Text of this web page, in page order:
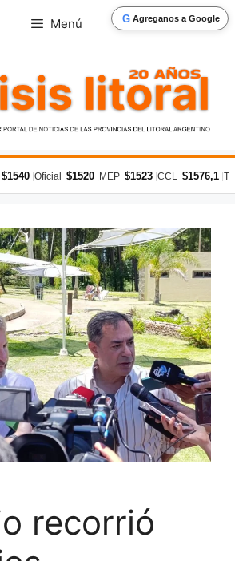
G Agreganos a Google
Menú
$1540 Oficial $1520 MEP $1523 CCL $1576,1
recorrió